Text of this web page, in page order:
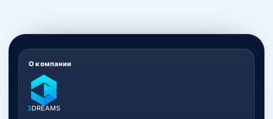
О компании
3DREAMS